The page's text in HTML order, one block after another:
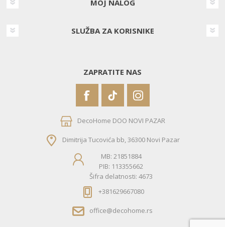
MOJ NALOG
SLUŽBA ZA KORISNIKE
ZAPRATITE NAS
DecoHome DOO NOVI PAZAR
Dimitrija Tucovića bb, 36300 Novi Pazar
MB: 21851884
PIB: 113355662
Šifra delatnosti: 4673
+381629667080
office@decohome.rs